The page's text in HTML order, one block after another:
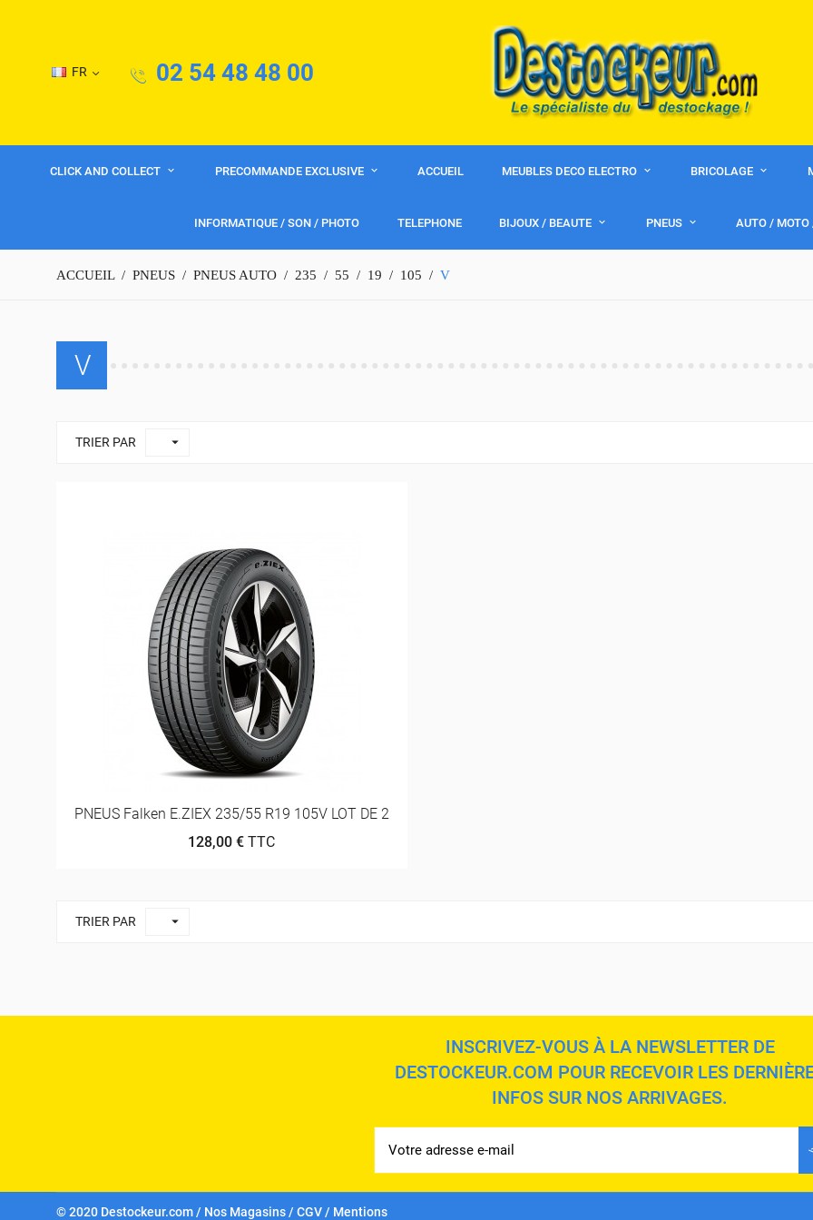
FR 02 54 48 48 00
CLICK AND COLLECT PRECOMMANDE EXCLUSIVE ACCUEIL MEUBLES DECO ELECTRO BRICOLAGE
INFORMATIQUE / SON / PHOTO TELEPHONE BIJOUX / BEAUTE PNEUS AUTO / MOTO
ACCUEIL PNEUS PNEUS AUTO 235 55 19 105 V
V
TRIER PAR 
PNEUS Falken E.ZIEX 235/55 R19 105V LOT DE 2
128,00 € TTC
TRIER PAR 
INSCRIVEZ-VOUS À LA NEWSLETTER DE
DESTOCKEUR.COM POUR RECEVOIR LES
INFOS SUR NOS ARRIVAGES.
© 2020 Destockeur.com / Nos Magasins /CGV / Mentions